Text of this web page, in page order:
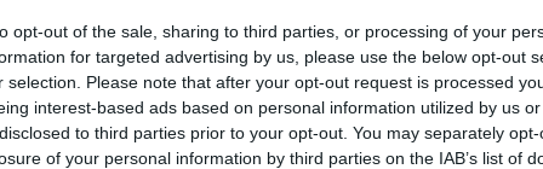
opt-out of the sale, sharing to third parties, or processing of your
for targeted advertising by us, please use the below opt-out
selection. Please note that after your opt-out request is processed
interest-based ads based on personal information utilized by us
to third parties prior to your opt-out. You may separately
of your personal information by third parties on the IAB’s list of
να απομακρύνει όλους τους
περάσει στην τροφή.
από διάφορους παράγοντες, κυρίως από
στην οποία έπεσε.